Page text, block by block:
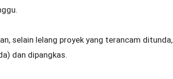
selain lelang proyek yang terancam
dan dipangkas.